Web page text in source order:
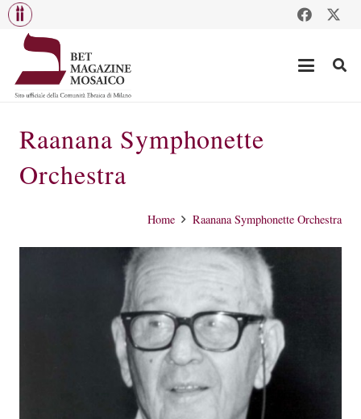
Raanana Symphonette
Orchestra
Home Raanana Symphonette Orchestra